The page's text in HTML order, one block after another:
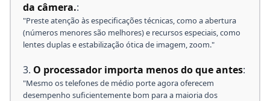
da câmera.:
"Preste atenção às especificações técnicas, como a abertura
(números menores são melhores) e recursos especiais, como
lentes duplas e estabilização ótica de imagem, zoom."
O processador importa menos do que antes:
"Mesmo os telefones de médio porte agora oferecem
desempenho suficientemente bom para a maioria dos